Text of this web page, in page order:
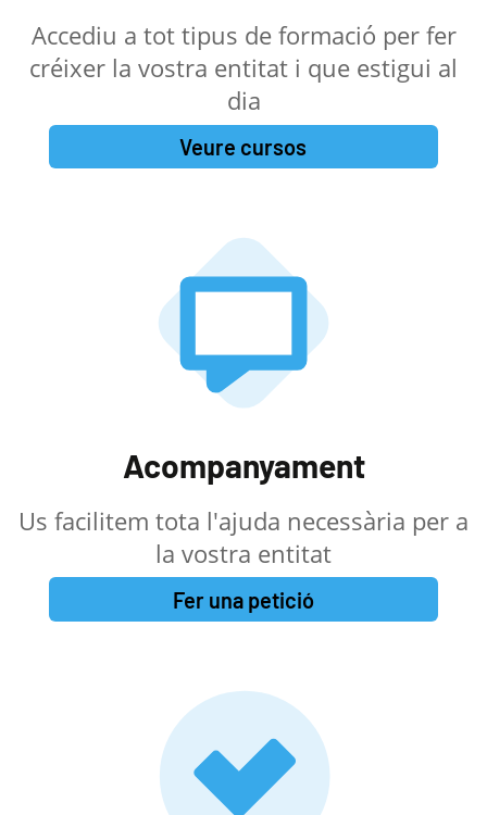
Accediu a tot tipus de formació per fer
créixer la vostra entitat i que estigui al
dia
Veure cursos
Acompanyament
Us facilitem tota l'ajuda necessària per a
la vostra entitat
Fer una petició